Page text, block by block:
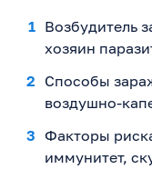
Возбудитель
хозяин
Способы
воздушно-
Факторы
иммунитет,